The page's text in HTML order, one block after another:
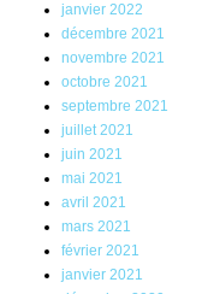
janvier 2022
décembre 2021
novembre 2021
octobre 2021
septembre 2021
juillet 2021
juin 2021
mai 2021
avril 2021
mars 2021
février 2021
janvier 2021